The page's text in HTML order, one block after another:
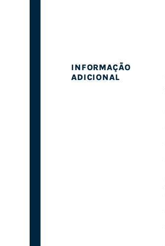
INFORMAÇÃO
ADICIONAL